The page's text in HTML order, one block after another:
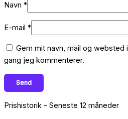
Navn *
E-mail *
Gem mit navn, mail og
gang jeg kommenterer.
Prishistorik – Seneste 12 måneder